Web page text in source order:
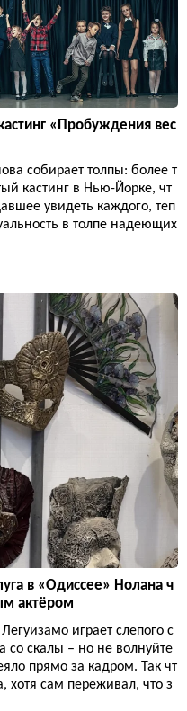
«Пробуждения вес
собирает толпы: более т
кастинг в Нью-Йорке, чт
увидеть каждого, теп
в толпе надеющих
в «Одиссее» Нолана ч
актёром
играет слепого с
со скалы – но не волнуйте
прямо за кадром. Так чт
хотя сам переживал, что з